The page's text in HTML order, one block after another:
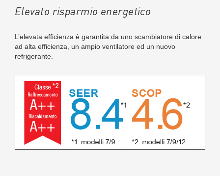
Elevato risparmio energetico
L’elevata efficienza è garantita da uno scambiatore di calore
ad alta efficienza, un ampio ventilatore ed un nuovo
refrigerante.